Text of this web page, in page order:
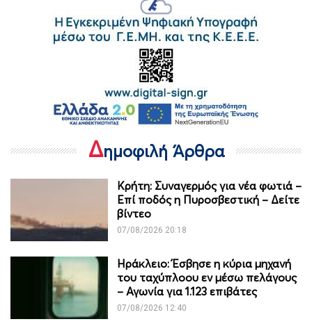
Δημοφιλή Άρθρα
Κρήτη: Συναγερμός για νέα φωτιά –
Επί ποδός η Πυροσβεστική – Δείτε
βίντεο
07/08/2026 20:18
Ηράκλειο: Έσβησε η κύρια μηχανή
του ταχύπλοου εν μέσω πελάγους
– Αγωνία για 1.123 επιβάτες
07/08/2026 12:40